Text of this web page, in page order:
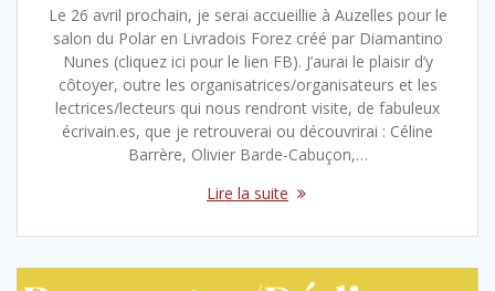
Le 26 avril prochain, je serai accueillie à Auzelles pour le
salon du Polar en Livradois Forez créé par Diamantino
Nunes (cliquez ici pour le lien FB). J’aurai le plaisir d’y
côtoyer, outre les organisatrices/organisateurs et les
lectrices/lecteurs qui nous rendront visite, de fabuleux
écrivain.es, que je retrouverai ou découvrirai : Céline
Barrère, Olivier Barde-Cabuçon,…
Lire la suite